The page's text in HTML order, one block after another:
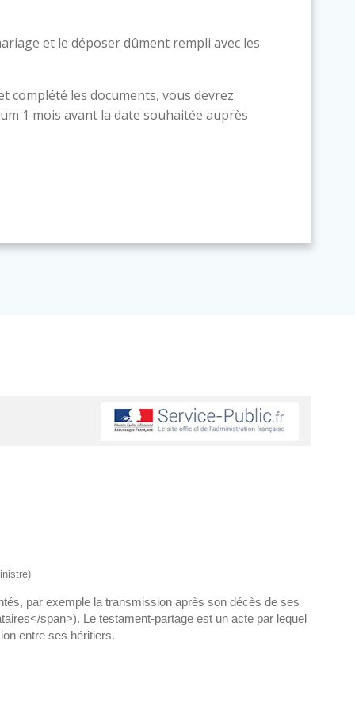
et le déposer dûment rempli avec les
complété les documents, vous devrez
1 mois avant la date souhaitée auprès
par exemple la transmission après son décès de ses
span>). Le testament-partage est un acte par lequel
entre ses héritiers.